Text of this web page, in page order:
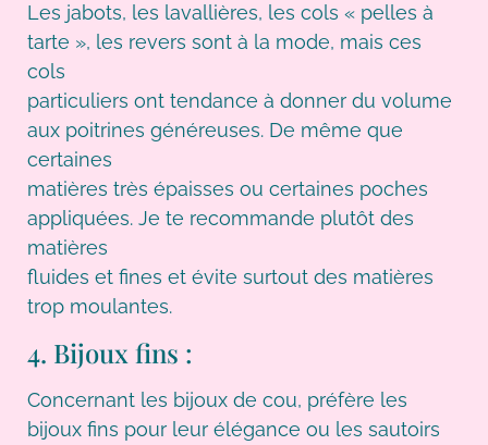
Les jabots, les lavallières, les cols « pelles à
tarte », les revers sont à la mode, mais ces
cols
particuliers ont tendance à donner du volume
aux poitrines généreuses. De même que
certaines
matières très épaisses ou certaines poches
appliquées. Je te recommande plutôt des
matières
fluides et fines et évite surtout des matières
trop moulantes.
4. Bijoux fins :
Concernant les bijoux de cou, préfère les
bijoux fins pour leur élégance ou les sautoirs